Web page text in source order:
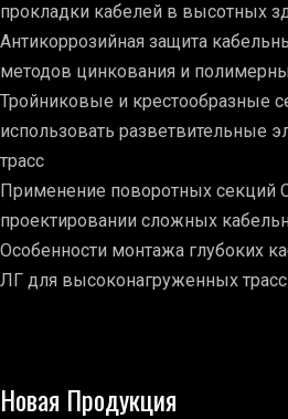
прокладки кабелей в высотных
Антикоррозийная защита
методов цинкования и
Тройниковые и крестообразные
использовать разветвительные
трасс
Применение поворотных секций
проектировании сложных
Особенности монтажа глубоких
ЛГ для высоконагруженных трасс
Новая Продукция